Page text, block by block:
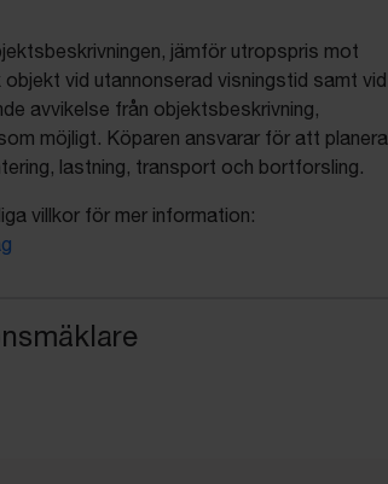
jämför utropspris mot
objekt vid utannonserad visningstid samt vid
avvikelse från objektsbeskrivning,
möjligt. Köparen ansvarar för att planera
lastning, transport och bortforsling.
villkor för mer information: